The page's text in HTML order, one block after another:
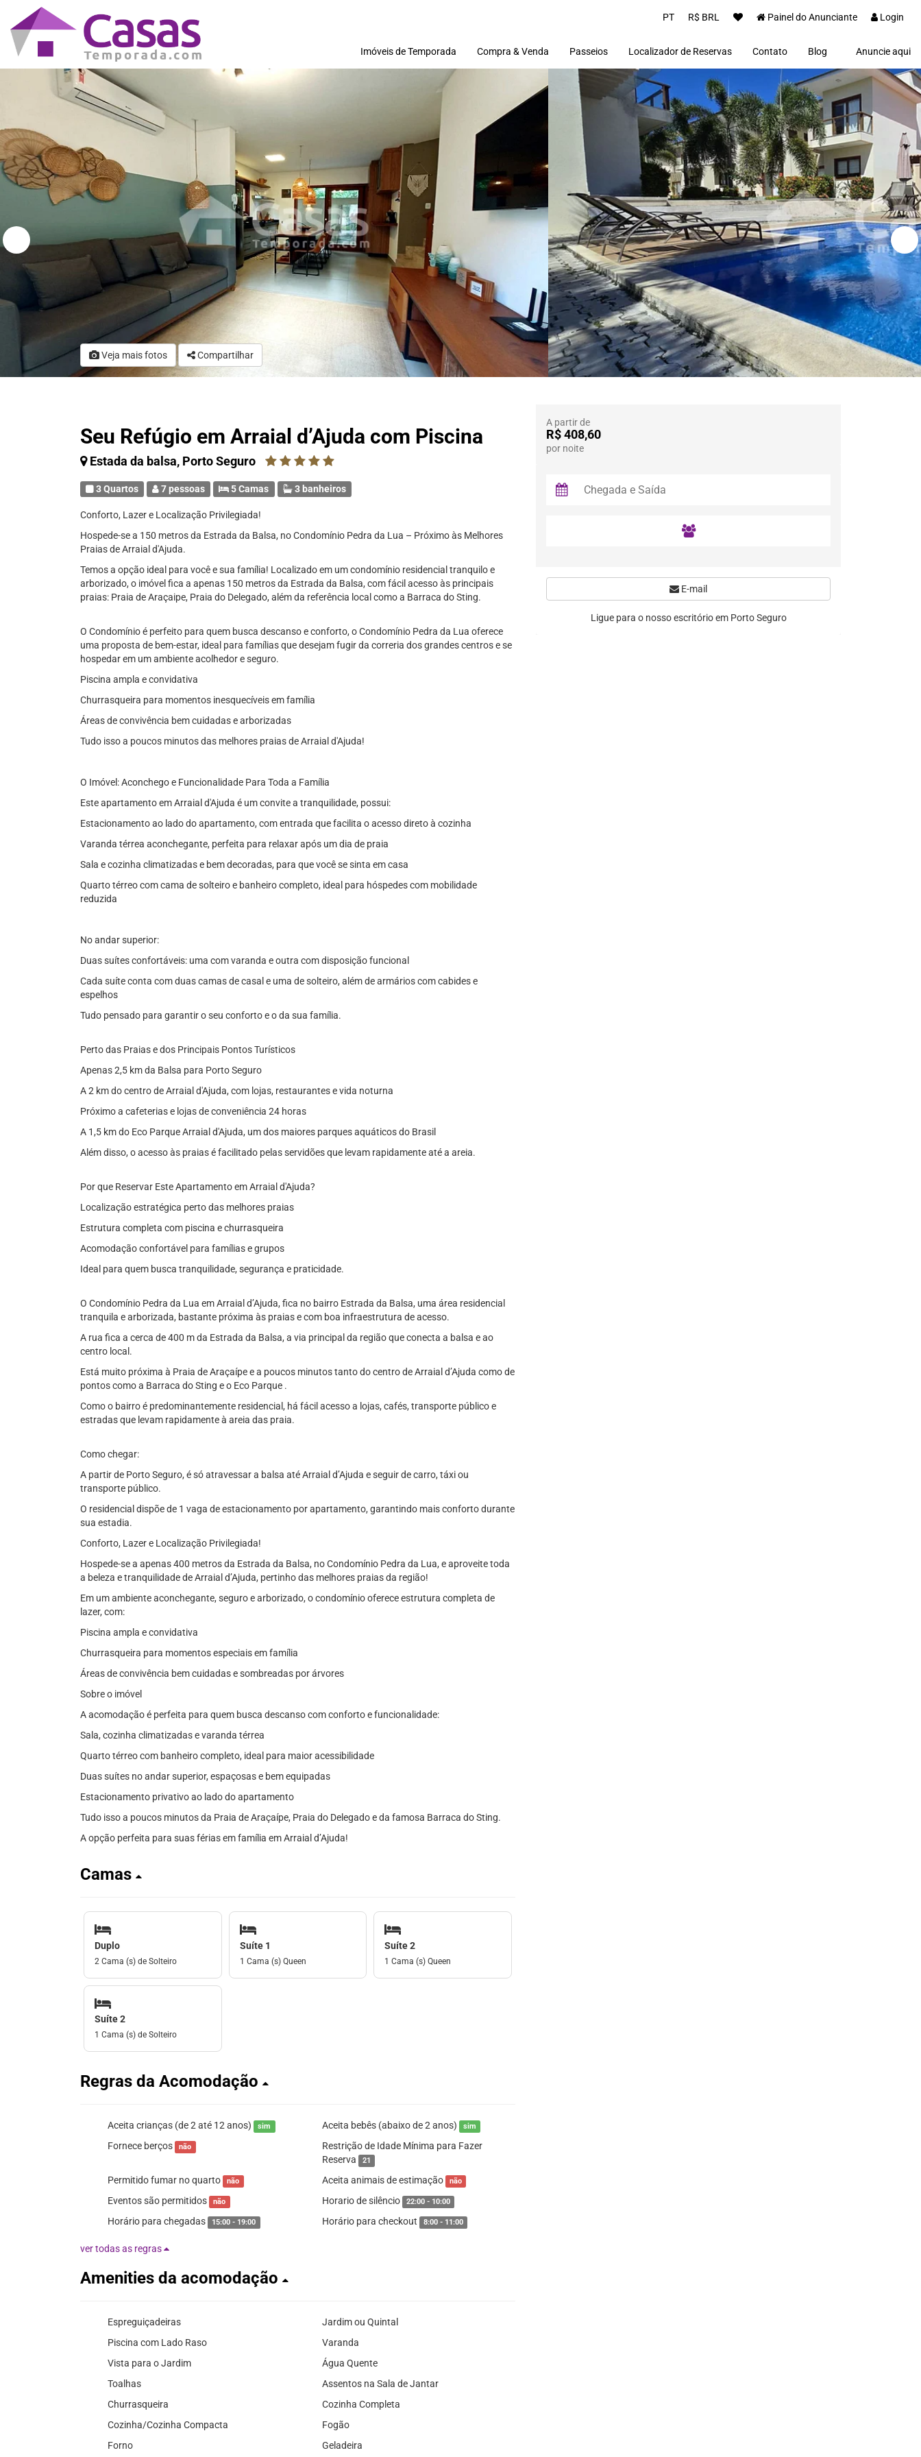
PT R$ BRL Painel do Anunciante Login
Imóveis de Temporada Compra & Venda Passeios Localizador de Reservas Contato Blog
Proprietários(as)
Clientes
Notícias
Anuncie aqui
Veja mais fotos Compartilhar
Seu Refúgio em Arraial d’Ajuda com Piscina
Estada da balsa, Porto Seguro
3 Quartos 7 pessoas 5 Camas 3 banheiros
Conforto, Lazer e Localização Privilegiada!
Hospede-se a 150 metros da Estrada da Balsa, no Condomínio Pedra da Lua – Próximo às Melhores
Praias de Arraial d'Ajuda.
Temos a opção ideal para você e sua família! Localizado em um condomínio residencial tranquilo e
arborizado, o imóvel fica a apenas 150 metros da Estrada da Balsa, com fácil acesso às principais
praias: Praia de Araçaipe, Praia do Delegado, além da referência local como a Barraca do Sting.
O Condomínio é perfeito para quem busca descanso e conforto, o Condomínio Pedra da Lua oferece
uma proposta de bem-estar, ideal para famílias que desejam fugir da correria dos grandes centros e se
hospedar em um ambiente acolhedor e seguro.
Piscina ampla e convidativa
Churrasqueira para momentos inesquecíveis em família
Áreas de convivência bem cuidadas e arborizadas
Tudo isso a poucos minutos das melhores praias de Arraial d'Ajuda!
O Imóvel: Aconchego e Funcionalidade Para Toda a Família
Este apartamento em Arraial d'Ajuda é um convite a tranquilidade, possui:
Estacionamento ao lado do apartamento, com entrada que facilita o acesso direto à cozinha
Varanda térrea aconchegante, perfeita para relaxar após um dia de praia
Sala e cozinha climatizadas e bem decoradas, para que você se sinta em casa
Quarto térreo com cama de solteiro e banheiro completo, ideal para hóspedes com mobilidade
reduzida
No andar superior:
Duas suítes confortáveis: uma com varanda e outra com disposição funcional
Cada suíte conta com duas camas de casal e uma de solteiro, além de armários com cabides e
espelhos
Tudo pensado para garantir o seu conforto e o da sua família.
Perto das Praias e dos Principais Pontos Turísticos
Apenas 2,5 km da Balsa para Porto Seguro
A 2 km do centro de Arraial d'Ajuda, com lojas, restaurantes e vida noturna
Próximo a cafeterias e lojas de conveniência 24 horas
A 1,5 km do Eco Parque Arraial d'Ajuda, um dos maiores parques aquáticos do Brasil
Além disso, o acesso às praias é facilitado pelas servidões que levam rapidamente até a areia.
Por que Reservar Este Apartamento em Arraial d'Ajuda?
Localização estratégica perto das melhores praias
Estrutura completa com piscina e churrasqueira
Acomodação confortável para famílias e grupos
Ideal para quem busca tranquilidade, segurança e praticidade.
O Condomínio Pedra da Lua em Arraial d’Ajuda, fica no bairro Estrada da Balsa, uma área residencial
tranquila e arborizada, bastante próxima às praias e com boa infraestrutura de acesso.
A rua fica a cerca de 400 m da Estrada da Balsa, a via principal da região que conecta a balsa e ao
centro local.
Está muito próxima à Praia de Araçaípe e a poucos minutos tanto do centro de Arraial d’Ajuda como de
pontos como a Barraca do Sting e o Eco Parque .
Como o bairro é predominantemente residencial, há fácil acesso a lojas, cafés, transporte público e
estradas que levam rapidamente à areia das praia.
Como chegar:
A partir de Porto Seguro, é só atravessar a balsa até Arraial d’Ajuda e seguir de carro, táxi ou
transporte público.
O residencial dispõe de 1 vaga de estacionamento por apartamento, garantindo mais conforto durante
sua estadia.
Conforto, Lazer e Localização Privilegiada!
Hospede-se a apenas 400 metros da Estrada da Balsa, no Condomínio Pedra da Lua, e aproveite toda
a beleza e tranquilidade de Arraial d’Ajuda, pertinho das melhores praias da região!
Em um ambiente aconchegante, seguro e arborizado, o condomínio oferece estrutura completa de
lazer, com:
Piscina ampla e convidativa
Churrasqueira para momentos especiais em família
Áreas de convivência bem cuidadas e sombreadas por árvores
Sobre o imóvel
A acomodação é perfeita para quem busca descanso com conforto e funcionalidade:
Sala, cozinha climatizadas e varanda térrea
Quarto térreo com banheiro completo, ideal para maior acessibilidade
Duas suítes no andar superior, espaçosas e bem equipadas
Estacionamento privativo ao lado do apartamento
Tudo isso a poucos minutos da Praia de Araçaípe, Praia do Delegado e da famosa Barraca do Sting.
A opção perfeita para suas férias em família em Arraial d’Ajuda!
Camas
Duplo
2 Cama (s) de Solteiro
Suíte 1
1 Cama (s) Queen
Suíte 2
1 Cama (s) Queen
Suíte 2
1 Cama (s) de Solteiro
Regras da Acomodação
Aceita crianças (de 2 até 12 anos) sim Aceita bebês (abaixo de 2 anos) sim
Fornece berços não
Restrição de Idade Mínima para Fazer
Reserva
21
Permitido fumar no quarto não Aceita animais de estimação não
Eventos são permitidos não Horario de silêncio 22:00 - 10:00
Horário para chegadas 15:00 - 19:00 Horário para checkout 8:00 - 11:00
ver todas as regras
Amenities da acomodação
Espreguiçadeiras
Jardim ou Quintal
Piscina com Lado Raso
Varanda
Vista para o Jardim
Água Quente
Toalhas
Assentos na Sala de Jantar
Churrasqueira
Cozinha Completa
Cozinha/Cozinha Compacta
Fogão
Forno
Geladeira
A partir de
R$ 408,60
por noite
E-mail
Ligue para o nosso escritório em Porto Seguro